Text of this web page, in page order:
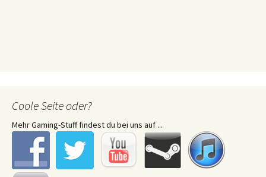
Coole Seite oder?
Mehr Gaming-Stuff findest du bei uns auf ...